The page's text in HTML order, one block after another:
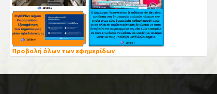
Προβολή όλων των εφημερίδων